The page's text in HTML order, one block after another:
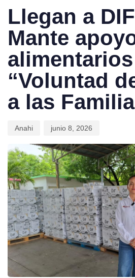
Llegan a
Mante
alimentarios
“Voluntad
a las
Anahi junio 8, 2026